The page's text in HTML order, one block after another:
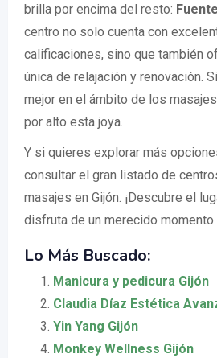
brilla por encima del resto:
centro no solo cuenta con
calificaciones, sino que también
única de relajación y renovación.
mejor en el ámbito de los
por alto esta joya.
Y si quieres explorar más
consultar el gran listado de
masajes en Gijón. ¡Descubre el
disfruta de un merecido
Lo Más Buscado:
Manicura y pedicura Gijón
Claudia Díaz Estética
Yin Yang Gijón
Monkey Wellness Gijón